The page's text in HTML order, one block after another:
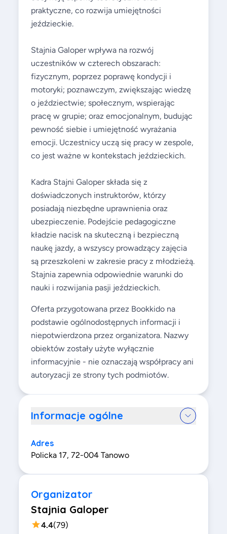
praktyczne, co rozwija umiejętności
jeździeckie.
Stajnia Galoper wpływa na rozwój
uczestników w czterech obszarach:
fizycznym, poprzez poprawę kondycji i
motoryki; poznawczym, zwiększając wiedzę
o jeździectwie; społecznym, wspierając
pracę w grupie; oraz emocjonalnym, budując
pewność siebie i umiejętność wyrażania
emocji. Uczestnicy uczą się pracy w zespole,
co jest ważne w kontekstach jeździeckich.
Kadra Stajni Galoper składa się z
doświadczonych instruktorów, którzy
posiadają niezbędne uprawnienia oraz
ubezpieczenie. Podejście pedagogiczne
kładzie nacisk na skuteczną i bezpieczną
naukę jazdy, a wszyscy prowadzący zajęcia
są przeszkoleni w zakresie pracy z młodzieżą.
Stajnia zapewnia odpowiednie warunki do
nauki i rozwijania pasji jeździeckich.
Oferta przygotowana przez Bookkido na
podstawie ogólnodostępnych informacji i
niepotwierdzona przez organizatora. Nazwy
obiektów zostały użyte wyłącznie
informacyjnie - nie oznaczają współpracy ani
autoryzacji ze strony tych podmiotów.
Informacje ogólne
Adres
Policka 17, 72-004 Tanowo
Organizator
Stajnia Galoper
4.4(79)